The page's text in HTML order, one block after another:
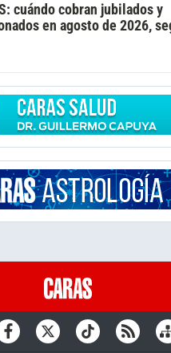
cuándo cobran jubilados y
en agosto de 2026,